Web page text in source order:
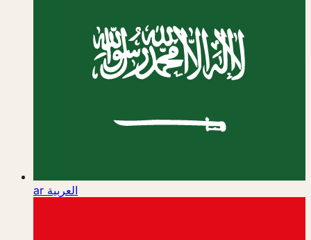
ar العربية